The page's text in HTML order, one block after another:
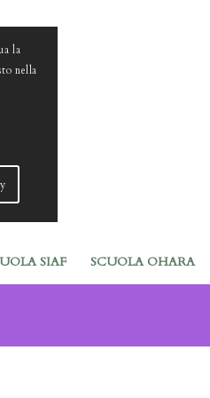
SIAF SCUOLA OHARA
la
nella